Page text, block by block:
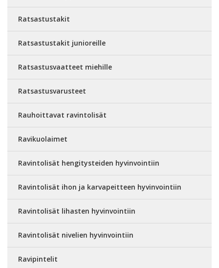
Ratsastustakit
Ratsastustakit junioreille
Ratsastusvaatteet miehille
Ratsastusvarusteet
Rauhoittavat ravintolisät
Ravikuolaimet
Ravintolisät hengitysteiden hyvinvointiin
Ravintolisät ihon ja karvapeitteen hyvinvointiin
Ravintolisät lihasten hyvinvointiin
Ravintolisät nivelien hyvinvointiin
Ravipintelit